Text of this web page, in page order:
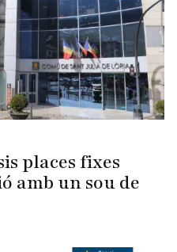
places fixes
amb un sou de